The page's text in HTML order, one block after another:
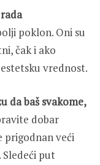
poklon. Oni su
čak i ako
vrednost.
da baš svakome,
dobar
prigodnan veći
put